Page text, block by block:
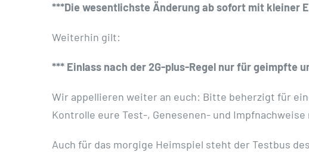
***Die wesentlichste Änderung ab sofort mit kleiner
Weiterhin gilt:
*** Einlass nach der 2G-plus-Regel nur für geimpfte
Wir appellieren weiter an euch: Bitte beherzigt für
Kontrolle eure Test-, Genesenen- und
Auch für das morgige Heimspiel steht der Testbus